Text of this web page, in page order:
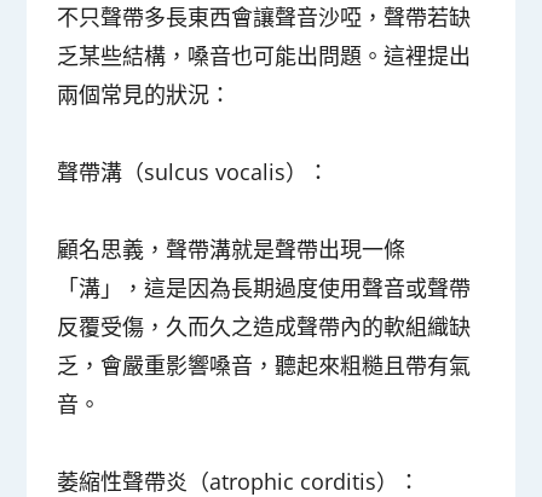
不只聲帶多長東西會讓聲音沙啞，聲帶若缺
乏某些結構，嗓音也可能出問題。這裡提出
兩個常見的狀況：
聲帶溝（sulcus vocalis）：
顧名思義，聲帶溝就是聲帶出現一條
「溝」，這是因為長期過度使用聲音或聲帶
反覆受傷，久而久之造成聲帶內的軟組織缺
乏，會嚴重影響嗓音，聽起來粗糙且帶有氣
音。
萎縮性聲帶炎（atrophic corditis）：